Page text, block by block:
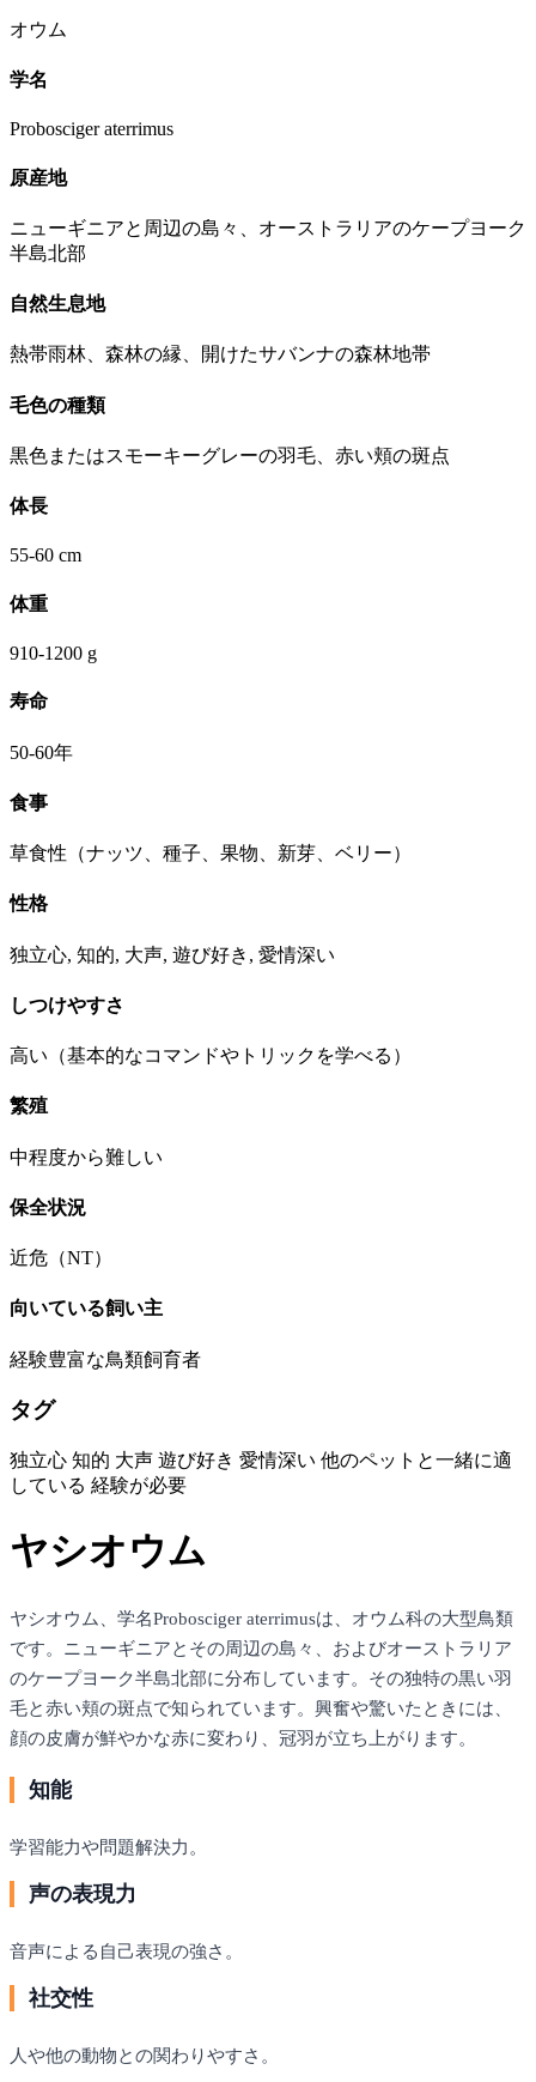
オウム
学名
Probosciger aterrimus
原産地
ニューギニアと周辺の島々、オーストラリアのケープヨーク
半島北部
自然生息地
熱帯雨林、森林の縁、開けたサバンナの森林地帯
毛色の種類
黒色またはスモーキーグレーの羽毛、赤い頬の斑点
体長
55-60 cm
体重
910-1200 g
寿命
50-60年
食事
草食性（ナッツ、種子、果物、新芽、ベリー）
性格
独立心, 知的, 大声, 遊び好き, 愛情深い
しつけやすさ
高い（基本的なコマンドやトリックを学べる）
繁殖
中程度から難しい
保全状況
近危（NT）
向いている飼い主
経験豊富な鳥類飼育者
タグ
独立心 知的 大声 遊び好き 愛情深い 他のペットと一緒に適
している 経験が必要
ヤシオウム
ヤシオウム、学名Probosciger aterrimusは、オウム科の大型鳥類
です。ニューギニアとその周辺の島々、およびオーストラリア
のケープヨーク半島北部に分布しています。その独特の黒い羽
毛と赤い頬の斑点で知られています。興奮や驚いたときには、
顔の皮膚が鮮やかな赤に変わり、冠羽が立ち上がります。
知能
学習能力や問題解決力。
声の表現力
音声による自己表現の強さ。
社交性
人や他の動物との関わりやすさ。